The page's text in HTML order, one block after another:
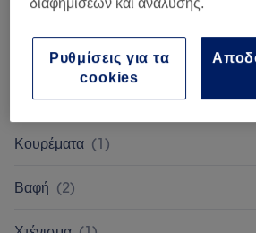
Πεντικιούρ Και Θεραπείες Ποδιών
Αποτρίχωση Με Κερί Και Κλωστή (13
Σχηματισμός Και Αποτρίχωση
Κουρέματα (1)
Βαφή (2)
διαφημίσεων και ανάλυσης.
Ρυθμίσεις για τα
cookies